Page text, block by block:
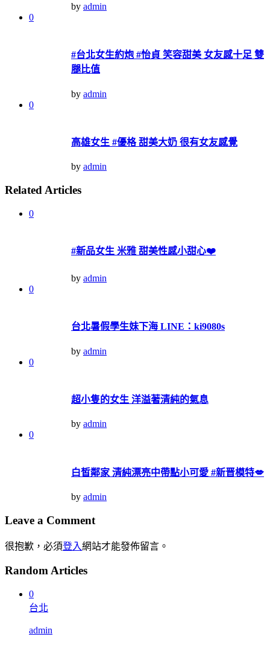
by admin
0
#台北女生約炮 #怡貞 笑容甜美 女友感十足 雙
腿比值
by admin
0
高雄女生 #優格 甜美大奶 很有女友感覺
by admin
Related Articles
0
#新品女生 米雅 甜美性感小甜心❤️
by admin
0
台北暑假學生妹下海 LINE：ki9080s
by admin
0
超小隻的女生 洋溢著清純的氣息
by admin
0
白皙鄰家 清純漂亮中帶點小可愛 #新晋模特💋
by admin
Leave a Comment
很抱歉，必須登入網站才能發佈留言。
Random Articles
0
台北
admin